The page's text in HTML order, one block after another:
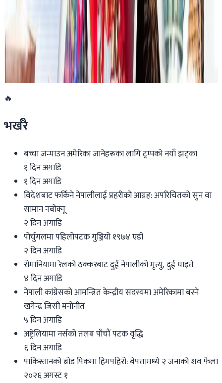
२०२६ जुलाई १९
डार्विनमा नेपाल फेस्टिभल हुँदै
२०२६ जुन ११
🔥
भर्खरै
बच्चा जन्माउन अमेरिका जानेहरूका लागि ट्रम्पको नयाँ झट्का
१ दिन अगाडि
१ दिन अगाडि
विदेशबाट फर्किने नेपालीलाई प्रहरीको आग्रह: अपरिचितको सुन वा
सामान नबोक्नू
२ दिन अगाडि
पोर्चुगलमा पहिलोपटक गुञ्जियो १९७४ एडी
२ दिन अगाडि
रोमानियामा रेलको ठक्करबाट दुई नेपालीको मृत्यु, दुई घाइते
४ दिन अगाडि
नेपाली कांग्रेसको आमन्त्रित केन्द्रीय सदस्यमा अमेरिकामा बस्ने
खगेन्द्र जिसी मनोनीत
५ दिन अगाडि
अष्ट्रेलियामा नर्सको तलब पाँचौं पटक वृद्धि
६ दिन अगाडि
पाकिस्तानको ब्रोड पिकमा हिमपहिरो: बेपत्तामध्ये २ जनाको शव फेला
२०२६ अगस्ट १